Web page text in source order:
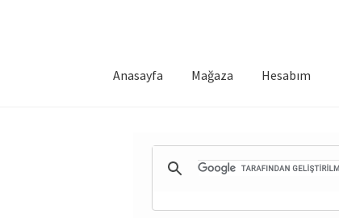
Anasayfa Mağaza Hesabım